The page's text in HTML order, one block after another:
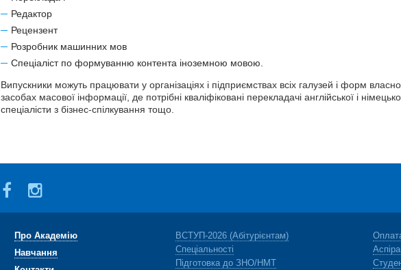
Редактор
Рецензент
Розробник машинних мов
Спеціаліст по формуванню контента іноземною мовою.
Випускники можуть працювати у організаціях і підприємствах всіх галузей і форм
засобах масової інформації, де потрібні кваліфіковані перекладачі англійської і
спеціалісти з бізнес-спілкування тощо.
Про Академію
Навчання
ВСТУП-2026 (Абітурієнтам)
Спеціальності
Підготовка до ЗНО/НМТ